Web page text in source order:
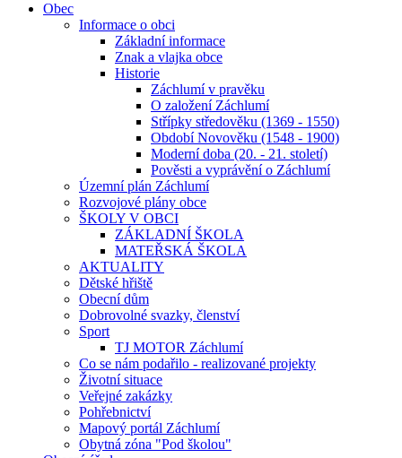
Obec
Informace o obci
Základní informace
Znak a vlajka obce
Historie
Záchlumí v pravěku
O založení Záchlumí
Střípky středověku (1369 - 1550)
Období Novověku (1548 - 1900)
Moderní doba (20. - 21. století)
Pověsti a vyprávění o Záchlumí
Územní plán Záchlumí
Rozvojové plány obce
ŠKOLY V OBCI
ZÁKLADNÍ ŠKOLA
MATEŘSKÁ ŠKOLA
AKTUALITY
Dětské hřiště
Obecní dům
Dobrovolné svazky, členství
Sport
TJ MOTOR Záchlumí
Co se nám podařilo - realizované projekty
Životní situace
Veřejné zakázky
Pohřebnictví
Mapový portál Záchlumí
Obytná zóna "Pod školou"